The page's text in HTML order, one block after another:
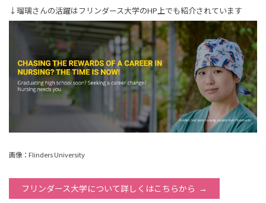
↓瑠璃さんの活躍はフリンダース大学のHP上でも紹介されています
画像：Flinders University
フリンダース大学について詳しくはこちらから